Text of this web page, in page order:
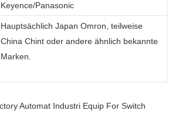
Keyence/Panasonic
Hauptsächlich Japan Omron, teilweise
China Chint oder andere ähnlich bekannte
Marken.